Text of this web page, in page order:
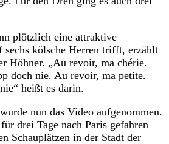
plötzlich eine attraktive
sechs kölsche Herren trifft, erzählt
Höhner. „Au revoir, ma chérie.
doch nie. Au revoir, ma petite.
heißt es darin.
nun das Video aufgenommen.
für drei Tage nach Paris gefahren
Schauplätzen in der Stadt der